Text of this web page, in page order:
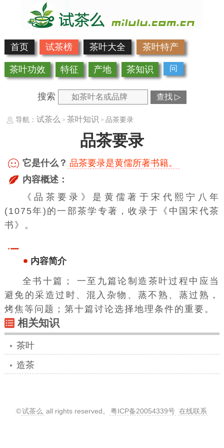
首页 试茶榜 茶叶大全 茶叶特产
茶叶功效 特征 产地 茶知识 问
搜索 查找 ▷
导航： 试茶么 > 茶叶知识 > 品茶要录
品茶要录
它是什么？ 品茶要录是黄儒所著书籍。
内容概述：
《品茶要录》是 黄儒著于宋代熙宁八年
(1075年)的一部茶学 专著，收录于《中国宋代茶
书》。
内容简介
全书十篇； 一至九篇论制造茶叶过程中应当
避免的采造过时、混入杂物、蒸不熟、蒸过熟，
烤焦等问题；第十篇讨论选择地理条件的重要。
相关知识
茶叶
造茶
©试茶么 all rights reserved。 粤ICP备20054339号 在线联系